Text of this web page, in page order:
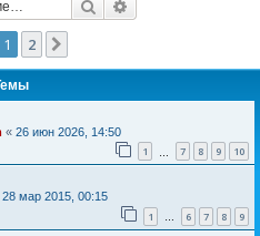
Поиск
1 2
« 26 июн 2026, 14:50
1 7 8 9 10
28 мар 2015, 00:15
1 … 6 7 8 9